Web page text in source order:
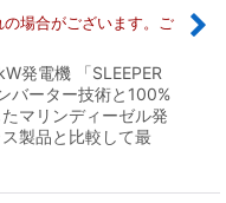
場合がございます。ご
発電機 「SLEEPER
バーター技術と100%
マリンディーゼル発
製品と比較して最